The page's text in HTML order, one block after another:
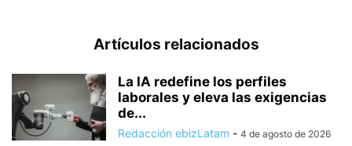
Artículos relacionados
La IA redefine los perfiles
laborales y eleva las exigencias
de...
Redacción ebizLatam - 4 de agosto de 2026